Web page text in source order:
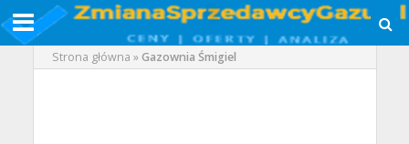
Strona główna »Gazownia Śmigiel